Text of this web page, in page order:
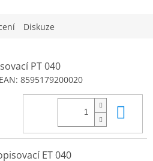
Diskuze
PT 040
EAN: 8595179200020
ET 040